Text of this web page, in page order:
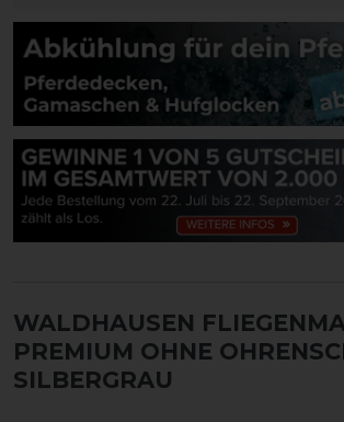
WALDHAUSEN
PREMIUM OHNE
SILBERGRAU